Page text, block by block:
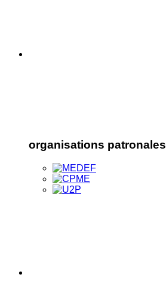
organisations patronales